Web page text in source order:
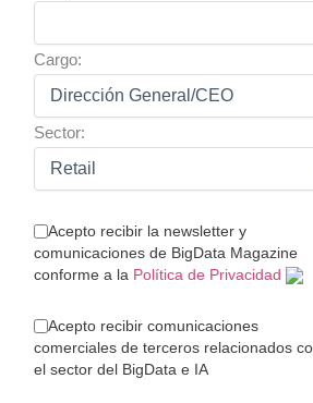
Cargo:
Sector:
Acepto recibir la newsletter y
comunicaciones de BigData Magazine
conforme a la Política de Privacidad
Acepto recibir comunicaciones
comerciales de terceros relacionados
el sector del BigData e IA